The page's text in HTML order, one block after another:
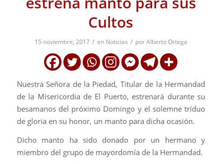
Cultos
15 noviembre, 2017 / en Noticias / porAlberto Ortega
Nuestra Señora de la Piedad, Titular de la Hermandad
de la Misericordia de El Puerto, estrenará durante su
besamanos del próximo Domingo y el solemne tríduo
de gloria en su honor, un manto para dicha ocasión.
Dicho manto ha sido donado por un hermano y
miembro del grupo de mayordomía de la Hermandad.